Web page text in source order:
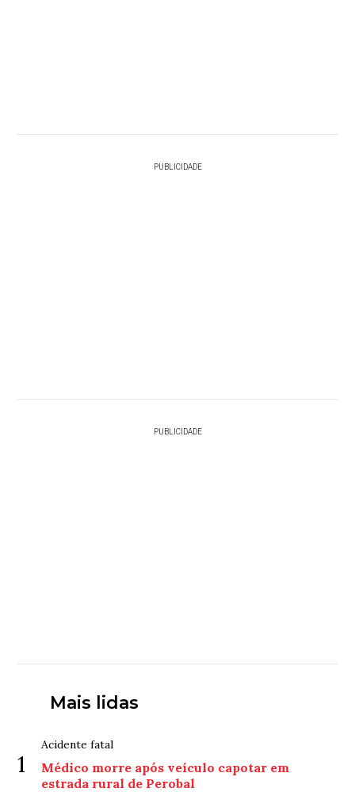
PUBLICIDADE
PUBLICIDADE
Mais lidas
1
Acidente fatal
Médico morre após veículo capotar em
estrada rural de Perobal